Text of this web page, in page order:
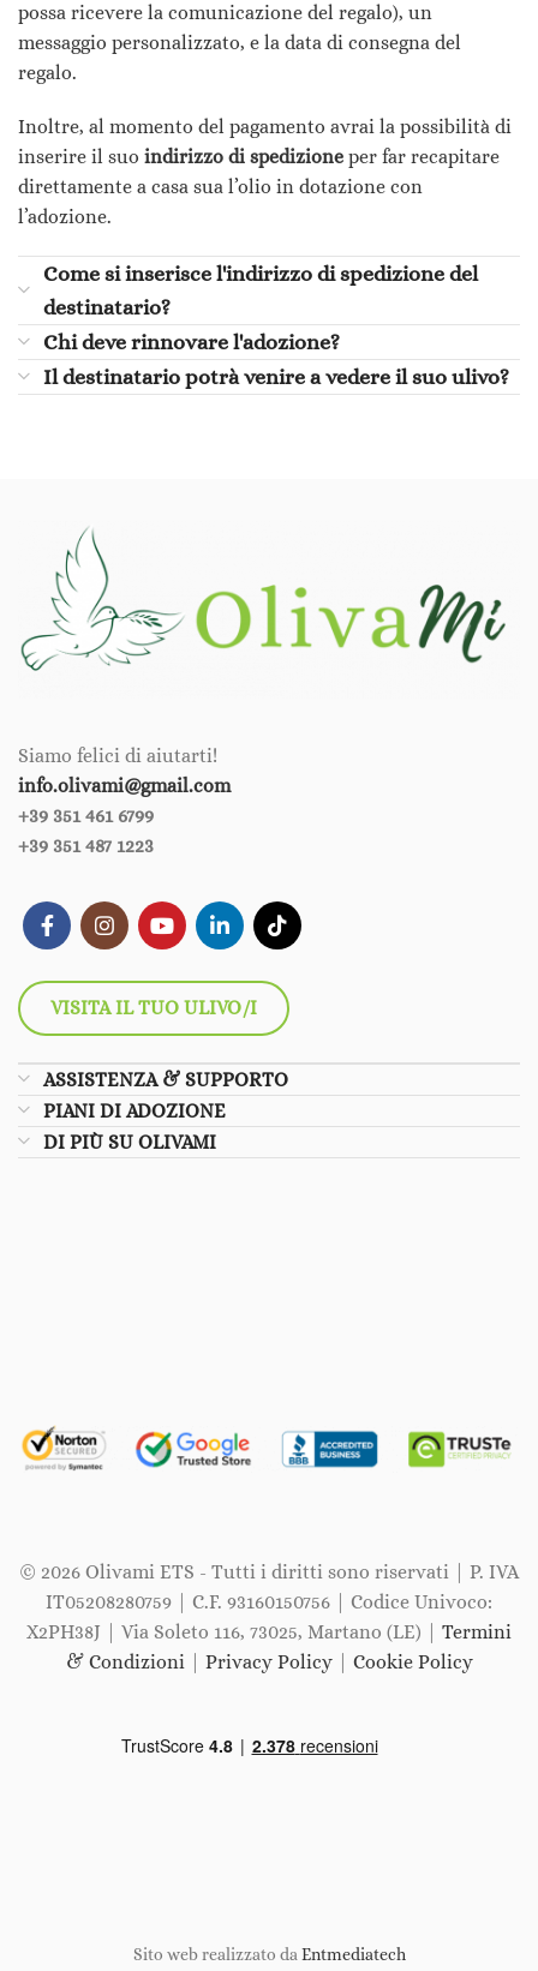
possa ricevere la comunicazione del regalo), un
messaggio personalizzato, e la data di consegna del
regalo.
Inoltre, al momento del pagamento avrai la possibilità di
inserire il suo indirizzo di spedizione per far recapitare
direttamente a casa sua l’olio in dotazione con
l’adozione.
Come si inserisce l'indirizzo di spedizione del
destinatario?
Chi deve rinnovare l'adozione?
Il destinatario potrà venire a vedere il suo ulivo?
Siamo felici di aiutarti!
info.olivami@gmail.com
+39 351 461 6799‪‪
+39 351 487 1223
VISITA IL TUO ULIVO/I
ASSISTENZA & SUPPORTO
PIANI DI ADOZIONE
DI PIÙ SU OLIVAMI
© 2026 Olivami ETS - Tutti i diritti sono riservati | P. IVA
IT05208280759 | C.F. 93160150756 | Codice Univoco:
X2PH38J | Via Soleto 116, 73025, Martano (LE) | Termini
& Condizioni
Privacy Policy| Cookie Policy
Sito web realizzato da Entmediatech